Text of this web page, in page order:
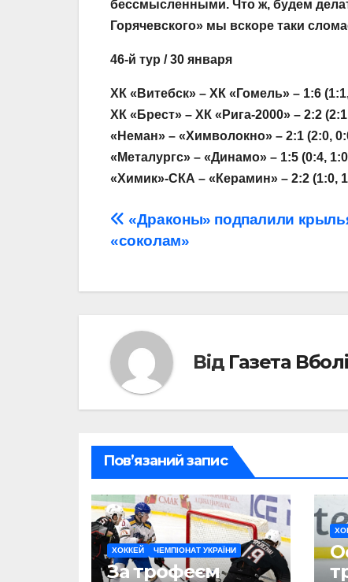
бессмысленными. Что ж, будем
Горячевского» мы вскоре таки
46-й тур / 30 января
ХК «Витебск» – ХК «Гомель» – 1:6
ХК «Брест» – ХК «Рига-2000» – 2:2
«Неман» – «Химволокно» – 2:1 (2:0,
«Металургс» – «Динамо» – 1:5 (0:4,
«Химик»-СКА – «Керамин» – 2:2 (1:0,
Навігація
«Драконы» подпалили
«соколам»
Від Газета
Пов’язаний запис
ХОККЕЙ ЧЕМПІОНАТ УКРАЇНИ
За трофеєм